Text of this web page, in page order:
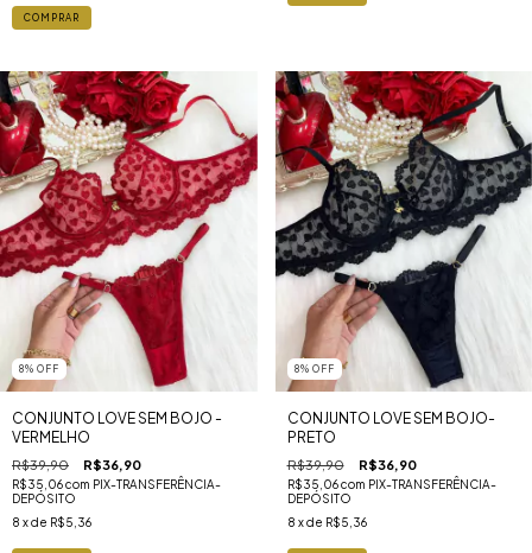
COMPRAR
8% OFF
CONJUNTO LOVE SEM BOJO -
VERMELHO
R$39,90 R$36,90
R$35,06com PIX-TRANSFERÊNCIA-
DEPÓSITO
8 x de R$5,36
8% OFF
CONJUNTO LOVE SEM BOJO-
PRETO
R$39,90 R$36,90
R$35,06com PIX-TRANSFERÊNCIA-
DEPÓSITO
8 x de R$5,36